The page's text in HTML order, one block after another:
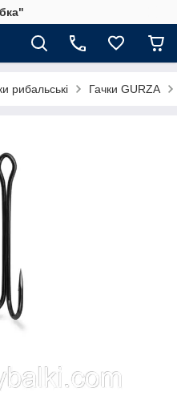
рибальські Гачки GURZA